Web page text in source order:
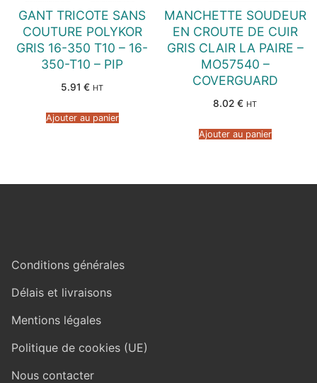
GANT TRICOTE SANS
COUTURE POLYKOR
GRIS 16-350 T10 – 16-
350-T10 – PIP
5.91 € HT
Ajouter au panier
MANCHETTE SOUDEUR
EN CROUTE DE CUIR
GRIS CLAIR LA PAIRE –
MO57540 –
COVERGUARD
8.02 € HT
Ajouter au panier
Conditions générales
Délais et livraisons
Mentions légales
Politique de cookies (UE)
Nous contacter